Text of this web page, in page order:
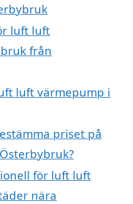
luft luft
från
luft värmepump i
priset på
för luft luft
nära